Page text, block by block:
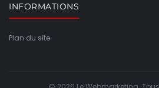
INFORMATIONS
Plan du site